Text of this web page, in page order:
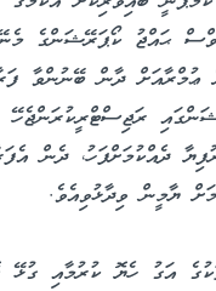
ޙައްޖު ކޯޕަރޭޝަންގެ
ޢުމްރާއަށް ދާން ބޭނުންވާ
ފުރަތަމަ ފަހަރަށް 1000 ރުފިޔާ
ޔާމީން ވިދާޅުވިއެވެ.
އަގު ހެޔޮ ކުރުމާއި ގުޅޭ